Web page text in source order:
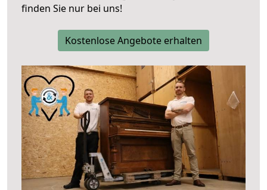
finden Sie nur bei uns!
Kostenlose Angebote erhalten